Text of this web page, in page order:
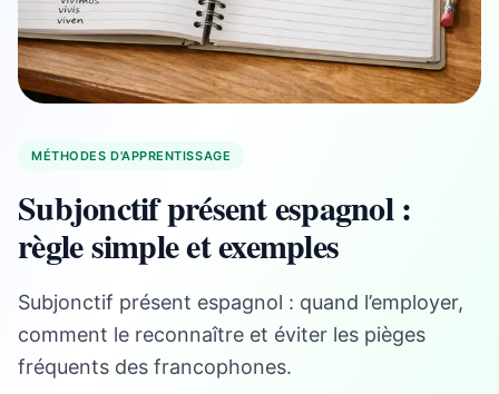
MÉTHODES D'APPRENTISSAGE
Subjonctif présent espagnol :
règle simple et exemples
Subjonctif présent espagnol : quand l’employer,
comment le reconnaître et éviter les pièges
fréquents des francophones.